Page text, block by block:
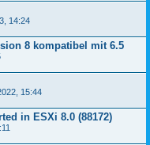
14:24
8 kompatibel mit 6.5
15:44
in ESXi 8.0 (88172)